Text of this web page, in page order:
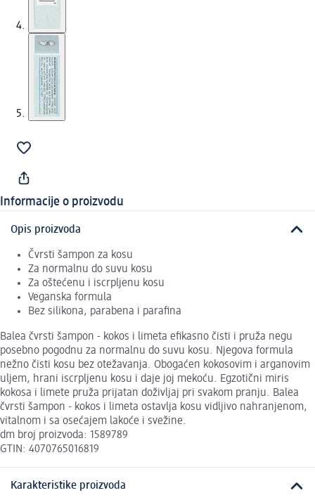
Informacije o proizvodu
Opis proizvoda
Čvrsti šampon za kosu
Za normalnu do suvu kosu
Za oštećenu i iscrpljenu kosu
Veganska formula
Bez silikona, parabena i parafina
Balea čvrsti šampon - kokos i limeta efikasno čisti i pruža negu
posebno pogodnu za normalnu do suvu kosu. Njegova formula
nežno čisti kosu bez otežavanja. Obogaćen kokosovim i arganovim
uljem, hrani iscrpljenu kosu i daje joj mekoću. Egzotični miris
kokosa i limete pruža prijatan doživljaj pri svakom pranju. Balea
čvrsti šampon - kokos i limeta ostavlja kosu vidljivo nahranjenom,
vitalnom i sa osećajem lakoće i svežine.
dm broj proizvoda: 1589789
GTIN: 4070765016819
Karakteristike proizvoda